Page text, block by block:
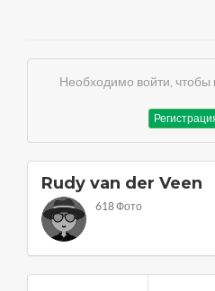
Необходимо войти,
Rudy van der Veen
618 Фото